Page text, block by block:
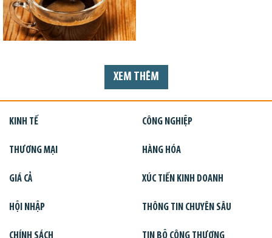
XEM THÊM
KINH TẾ CÔNG NGHIỆP
THƯƠNG MẠI HÀNG HÓA
GIÁ CẢ XÚC TIẾN KINH DOANH
HỘI NHẬP THÔNG TIN CHUYÊN SÂU
CHÍNH SÁCH TIN BỘ CÔNG THƯƠNG